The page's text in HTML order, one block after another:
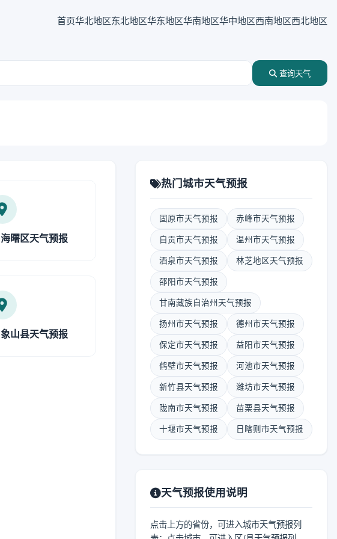
首页华北地区东北地区华东地区华南地区华中地区西南地区西北地区
查询天气
海曙区天气预报
象山县天气预报
热门城市天气预报
固原市天气预报 赤峰市天气预报
自贡市天气预报 温州市天气预报
酒泉市天气预报 林芝地区天气预报
邵阳市天气预报
甘南藏族自治州天气预报
扬州市天气预报 德州市天气预报
保定市天气预报 益阳市天气预报
鹤壁市天气预报 河池市天气预报
新竹县天气预报 潍坊市天气预报
陇南市天气预报 苗栗县天气预报
十堰市天气预报 日喀则市天气预报
天气预报使用说明
点击上方的省份，可进入城市天气预报列